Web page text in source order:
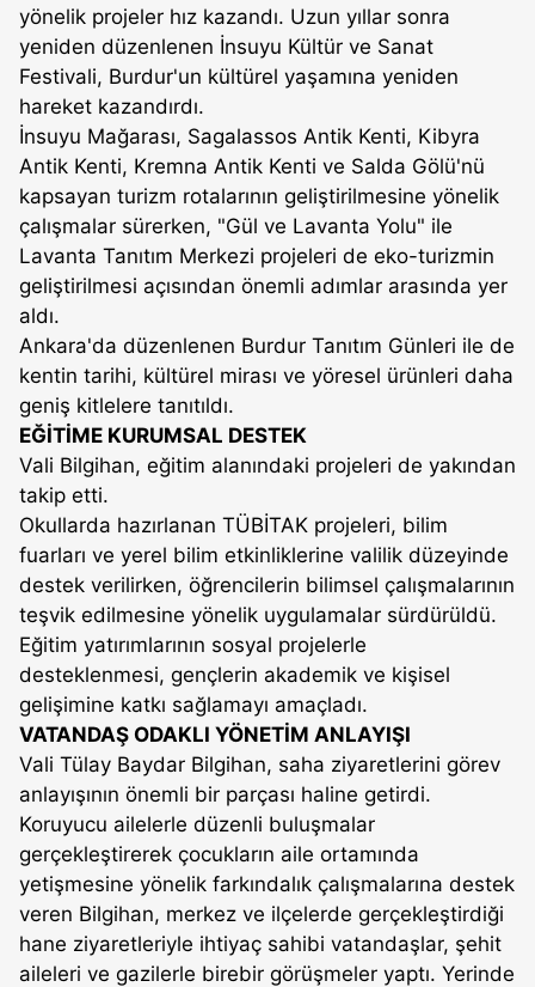
yönelik projeler hız kazandı. Uzun yıllar sonra
yeniden düzenlenen İnsuyu Kültür ve Sanat
Festivali, Burdur'un kültürel yaşamına yeniden
hareket kazandırdı.
İnsuyu Mağarası, Sagalassos Antik Kenti, Kibyra
Antik Kenti, Kremna Antik Kenti ve Salda Gölü'nü
kapsayan turizm rotalarının geliştirilmesine yönelik
çalışmalar sürerken, "Gül ve Lavanta Yolu" ile
Lavanta Tanıtım Merkezi projeleri de eko-turizmin
geliştirilmesi açısından önemli adımlar arasında yer
aldı.
Ankara'da düzenlenen Burdur Tanıtım Günleri ile de
kentin tarihi, kültürel mirası ve yöresel ürünleri daha
geniş kitlelere tanıtıldı.
EĞİTİME KURUMSAL DESTEK
Vali Bilgihan, eğitim alanındaki projeleri de yakından
takip etti.
Okullarda hazırlanan TÜBİTAK projeleri, bilim
fuarları ve yerel bilim etkinliklerine valilik düzeyinde
destek verilirken, öğrencilerin bilimsel çalışmalarının
teşvik edilmesine yönelik uygulamalar sürdürüldü.
Eğitim yatırımlarının sosyal projelerle
desteklenmesi, gençlerin akademik ve kişisel
gelişimine katkı sağlamayı amaçladı.
VATANDAŞ ODAKLI YÖNETİM ANLAYIŞI
Vali Tülay Baydar Bilgihan, saha ziyaretlerini görev
anlayışının önemli bir parçası haline getirdi.
Koruyucu ailelerle düzenli buluşmalar
gerçekleştirerek çocukların aile ortamında
yetişmesine yönelik farkındalık çalışmalarına destek
veren Bilgihan, merkez ve ilçelerde gerçekleştirdiği
hane ziyaretleriyle ihtiyaç sahibi vatandaşlar, şehit
aileleri ve gazilerle birebir görüşmeler yaptı. Yerinde